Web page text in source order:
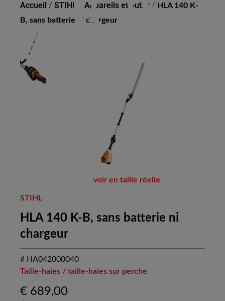
Accueil / STIHL Appareils et outils / HLA 140 K-
B, sans batterie ni chargeur
voir en taille réelle
STIHL
HLA 140 K-B, sans batterie ni
chargeur
# HA042000040
Taille-haies / taille-haies sur perche
€ 689,00